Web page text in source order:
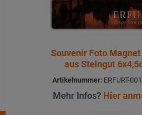
Souvenir Foto
aus Steingut
Artikelnummer: ERFURT-
Mehr Infos? Hier